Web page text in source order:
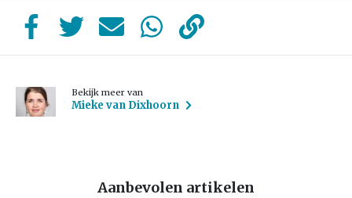
Bekijk meer van
Mieke van Dixhoorn
Aanbevolen artikelen